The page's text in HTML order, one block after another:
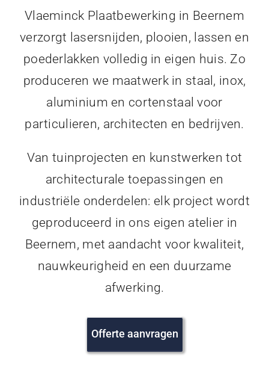
Vlaeminck Plaatbewerking in Beernem
verzorgt lasersnijden, plooien, lassen en
poederlakken volledig in eigen huis. Zo
produceren we maatwerk in staal, inox,
aluminium en cortenstaal voor
particulieren, architecten en bedrijven.
Van tuinprojecten en kunstwerken tot
architecturale toepassingen en
industriële onderdelen: elk project wordt
geproduceerd in ons eigen atelier in
Beernem, met aandacht voor kwaliteit,
nauwkeurigheid en een duurzame
afwerking.
Offerte aanvragen